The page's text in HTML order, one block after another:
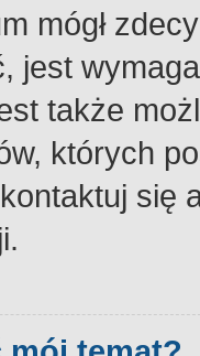
mógł
jest
także
których
się